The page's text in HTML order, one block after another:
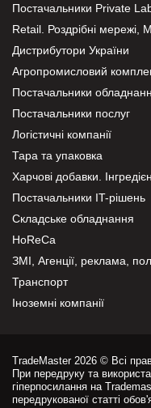
Постачальники Private
Retail. Роздрібні мережі,
Дистрибутори України
Агропромисловий
Постачальники
Постачальники послуг
Логістичні компанії
Тара та упаковка
Харчові добавки.
Постачальники IT-рішень
Складське обладнання
HoReCa
ЗМІ, Агенції, реклама,
Транспорт
Іноземні компанії
TradeMaster 2026 © Всі
При передруку та
гіперпосилання на
передрукованої статті